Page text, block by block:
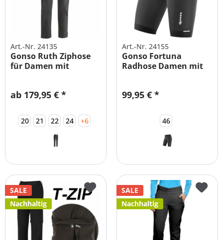
Art.-Nr. 24135
Gonso Ruth Ziphose
für Damen mit
ab 179,95 € *
20 21 22 24 +6
Art.-Nr. 24155
Gonso Fortuna
Radhose Damen mit
99,95 € *
46
SALE
Nachhaltig
SALE
Nachhaltig